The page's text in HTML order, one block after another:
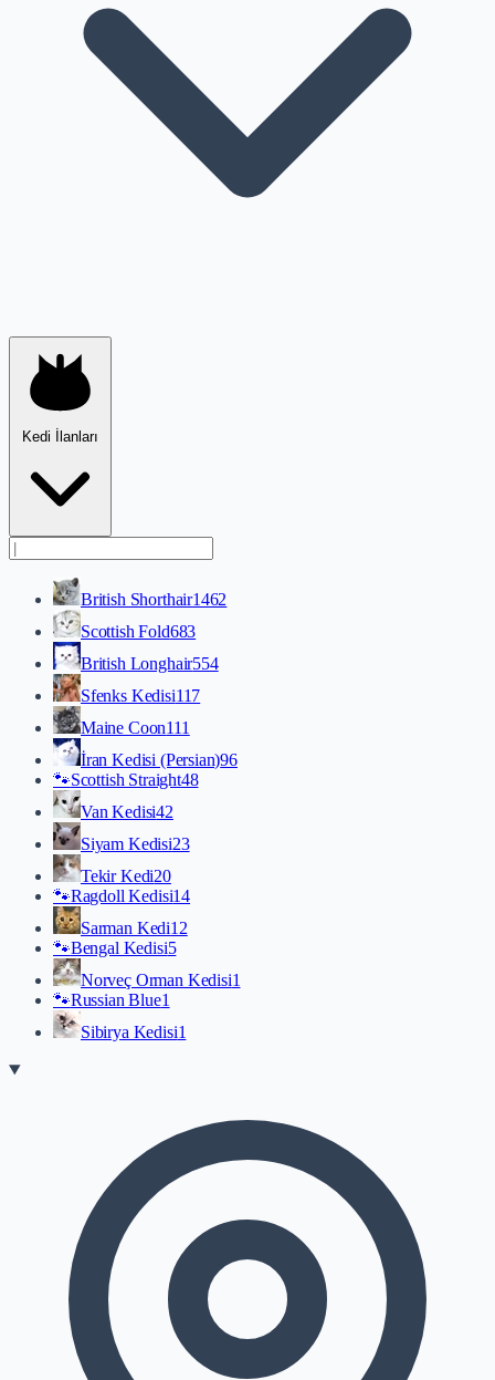
Kedi İlanları
British Shorthair1462
Scottish Fold683
British Longhair554
Sfenks Kedisi117
Maine Coon111
İran Kedisi (Persian)96
🐾Scottish Straight48
Van Kedisi42
Siyam Kedisi23
Tekir Kedi20
🐾Ragdoll Kedisi14
Sarman Kedi12
🐾Bengal Kedisi5
Norveç Orman Kedisi1
🐾Russian Blue1
Sibirya Kedisi1